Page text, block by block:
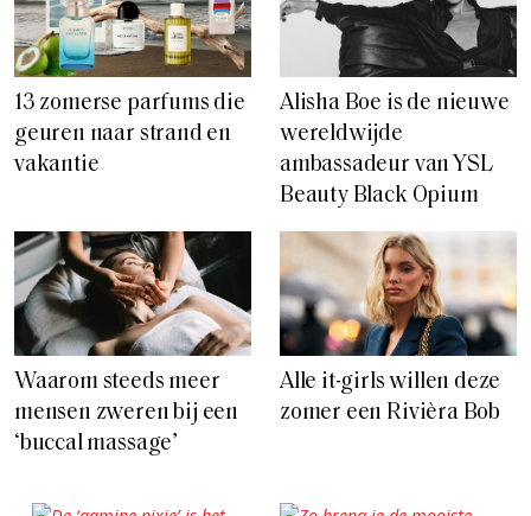
13 zomerse parfums die
geuren naar strand en
vakantie
Alisha Boe is de nieuwe
wereldwijde
ambassadeur van YSL
Beauty Black Opium
Waarom steeds meer
mensen zweren bij een
‘buccal massage’
Alle it-girls willen deze
zomer een Rivièra Bob